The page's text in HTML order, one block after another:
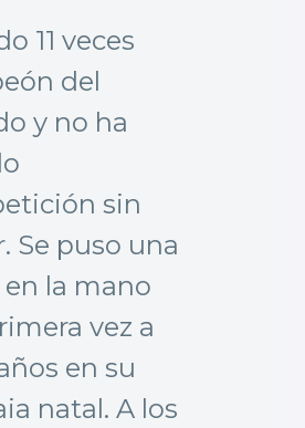
11 veces
del
y no ha
sin
Se puso una
en la mano
vez a
en su
natal. A los